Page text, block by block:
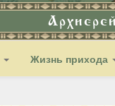
Жизнь прихода